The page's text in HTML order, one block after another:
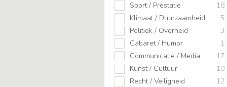
Sport / Prestatie
18
Klimaat / Duurzaamheid
5
Politiek / Overheid
3
Cabaret / Humor
1
Communicatie / Media
17
Kunst / Cultuur
10
Recht / Veiligheid
12